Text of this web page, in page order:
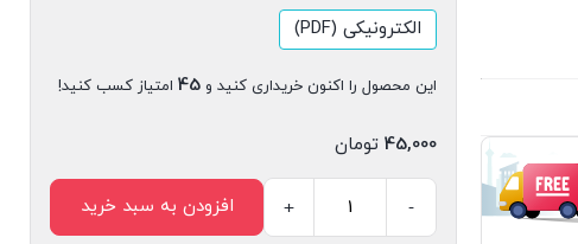
الکترونیکی (PDF)
این محصول را اکنون خریداری کنید و 45 امتیاز کسب کنید!
45,000 تومان
-
+ افزودن به سبد خرید